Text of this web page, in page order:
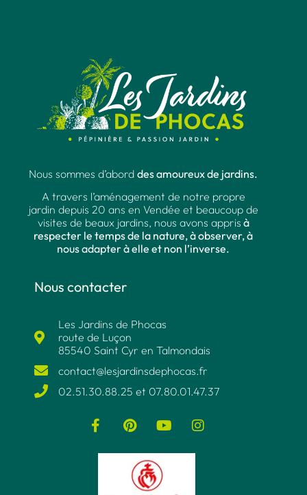
Nous sommes d’abord des amoureux de jardins.
A travers l’aménagement de notre propre
jardin depuis 20 ans en Vendée et beaucoup de
visites de beaux jardins, nous avons appris à
respecter le temps de la nature, à observer, à
nous adapter à elle et non l’inverse.
Nous contacter
Les Jardins de Phocas
route de Luçon
85540 Saint Cyr en Talmondais
contact@lesjardinsdephocas.fr​
02.51.30.88.25 et 07.80.01.47.37​